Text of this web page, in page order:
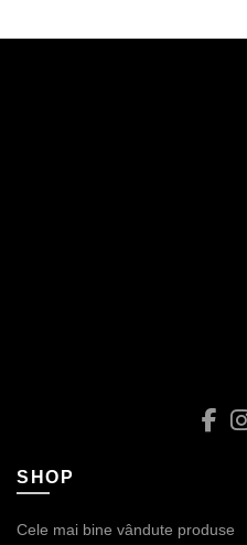
SHOP
Cele mai bine vândute produse